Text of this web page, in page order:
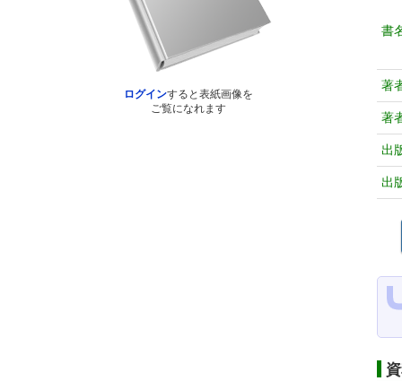
ログインすると表紙画像を
ご覧になれます
書
著
著
出
出